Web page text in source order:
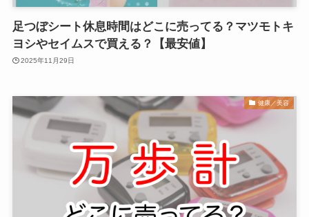
足つぼシート休息時間はどこに売ってる？マツモトキ
ヨシやセイムスで買える？【最安値】
2025年11月29日
健康／美容